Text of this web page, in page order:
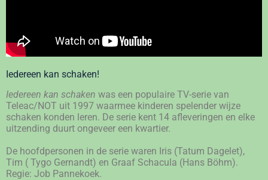
Iedereen kan schaken!
Iedereen kan schaken was een populaire TV-serie van
Teleac/NOT uit 1997 waarmee kinderen spelender wijze
schaken konden leren. De serie kent 14 afleveringen en elke
uitzending duurt ongeveer een kwartier.
De hoofdpersonen in de serie waren Iris (Tatum Dagelet),
Tim ( Tygo Gernandt) en Graaf Schacula (Hans Böhm).
Regie: Job Pannekoek.